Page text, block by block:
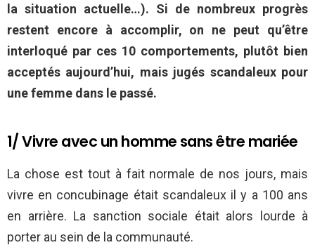
la situation actuelle…). Si de nombreux progrès
restent encore à accomplir, on ne peut qu’être
interloqué par ces 10 comportements, plutôt bien
acceptés aujourd’hui, mais jugés scandaleux pour
une femme dans le passé.
1/ Vivre avec un homme sans être mariée
La chose est tout à fait normale de nos jours, mais
vivre en concubinage était scandaleux il y a 100 ans
en arrière. La sanction sociale était alors lourde à
porter au sein de la communauté.